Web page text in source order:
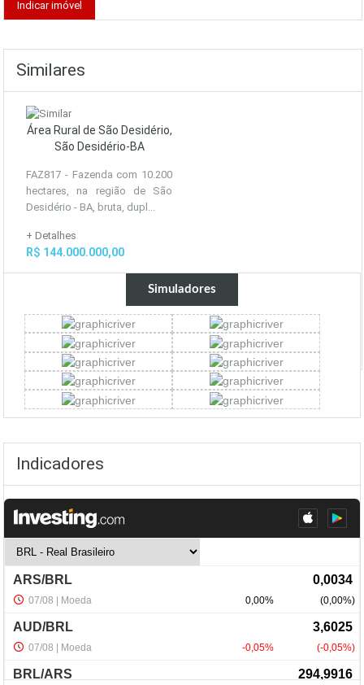
Similares
Área Rural de São Desidério,
São Desidério-BA
FAZ817 - Fazenda com 10.200
hectares, na região de São
Desidério - BA, bruta, dupl...
+ Detalhes
R$ 144.000.000,00
Simuladores
Indicadores
NewsLetter